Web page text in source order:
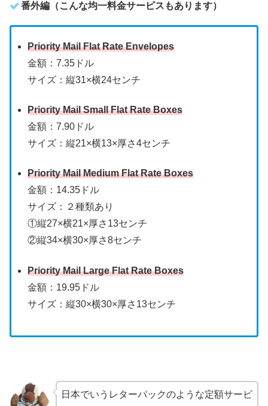
番外編（こんな均一料金サービスもあります）
Priority Mail Flat Rate Envelopes
金額：7.35ドル
サイズ：縦31×横24センチ
Priority Mail Small Flat Rate Boxes
金額：7.90ドル
サイズ：縦21×横13×厚さ4センチ
Priority Mail Medium Flat Rate Boxes
金額：14.35ドル
サイズ：２種類あり
①縦27×横21×厚さ13センチ
②縦34×横30×厚さ8センチ
Priority Mail Large Flat Rate Boxes
金額：19.95ドル
サイズ：縦30×横30×厚さ13センチ
日本でいうレターパックのような定額サービ